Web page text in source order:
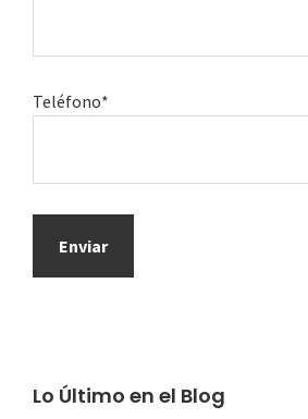
Teléfono*
Lo Último en el Blog